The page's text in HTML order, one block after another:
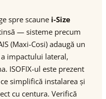
spre scaune i-Size
— sisteme precum
(Maxi-Cosi) adaugă un
impactului lateral,
ISOFIX-ul este prezent
simplifică instalarea și
cu centura. Verifică